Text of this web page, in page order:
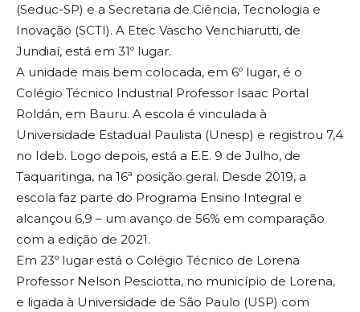
(Seduc-SP) e a Secretaria de Ciência, Tecnologia e
Inovação (SCTI). A Etec Vascho Venchiarutti, de
Jundiaí, está em 31º lugar.
A unidade mais bem colocada, em 6º lugar, é o
Colégio Técnico Industrial Professor Isaac Portal
Roldán, em Bauru. A escola é vinculada à
Universidade Estadual Paulista (Unesp) e registrou 7,4
no Ideb. Logo depois, está a E.E. 9 de Julho, de
Taquaritinga, na 16ª posição geral. Desde 2019, a
escola faz parte do Programa Ensino Integral e
alcançou 6,9 – um avanço de 56% em comparação
com a edição de 2021.
Em 23º lugar está o Colégio Técnico de Lorena
Professor Nelson Pesciotta, no município de Lorena,
e ligada à Universidade de São Paulo (USP) com